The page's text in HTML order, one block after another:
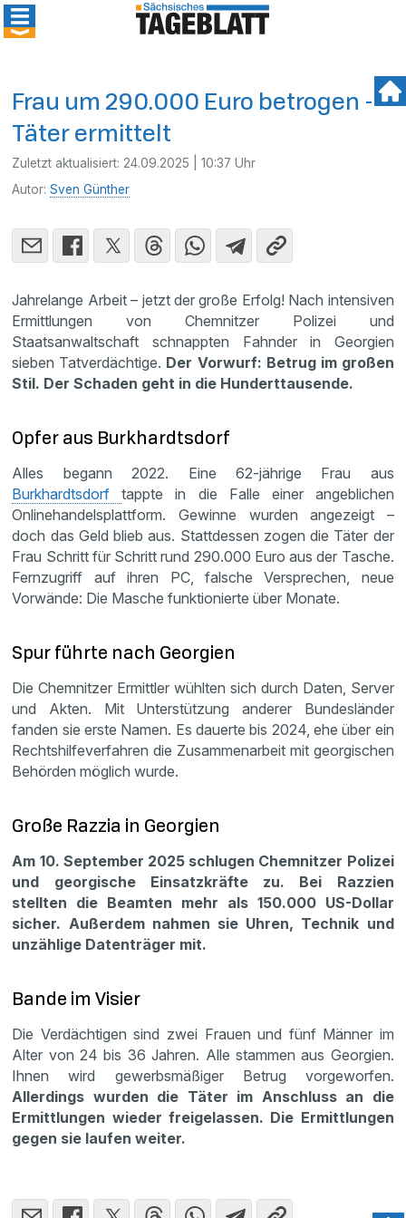
Frau um 290.000 Euro betrogen -
Täter ermittelt
Zuletzt aktualisiert: 24.09.2025 | 10:37 Uhr
Autor:Sven Günther
Jahrelange Arbeit – jetzt der große Erfolg! Nach intensiven
Ermittlungen von Chemnitzer Polizei und
Staatsanwaltschaft schnappten Fahnder in Georgien
sieben Tatverdächtige. Der Vorwurf: Betrug im großen
Stil. Der Schaden geht in die Hunderttausende.
Opfer aus Burkhardtsdorf
Alles begann 2022. Eine 62-jährige Frau aus
Burkhardtsdorftappte in die Falle einer angeblichen
Onlinehandelsplattform. Gewinne wurden angezeigt –
doch das Geld blieb aus. Stattdessen zogen die Täter der
Frau Schritt für Schritt rund 290.000 Euro aus der Tasche.
Fernzugriff auf ihren PC, falsche Versprechen, neue
Vorwände: Die Masche funktionierte über Monate.
Spur führte nach Georgien
Die Chemnitzer Ermittler wühlten sich durch Daten, Server
und Akten. Mit Unterstützung anderer Bundesländer
fanden sie erste Namen. Es dauerte bis 2024, ehe über ein
Rechtshilfeverfahren die Zusammenarbeit mit georgischen
Behörden möglich wurde.
Große Razzia in Georgien
Am 10. September 2025 schlugen Chemnitzer Polizei
und georgische Einsatzkräfte zu. Bei Razzien
stellten die Beamten mehr als 150.000 US-Dollar
sicher. Außerdem nahmen sie Uhren, Technik und
unzählige Datenträger mit.
Bande im Visier
Die Verdächtigen sind zwei Frauen und fünf Männer im
Alter von 24 bis 36 Jahren. Alle stammen aus Georgien.
Ihnen wird gewerbsmäßiger Betrug vorgeworfen.
Allerdings wurden die Täter im Anschluss an die
Ermittlungen wieder freigelassen. Die Ermittlungen
gegen sie laufen weiter.